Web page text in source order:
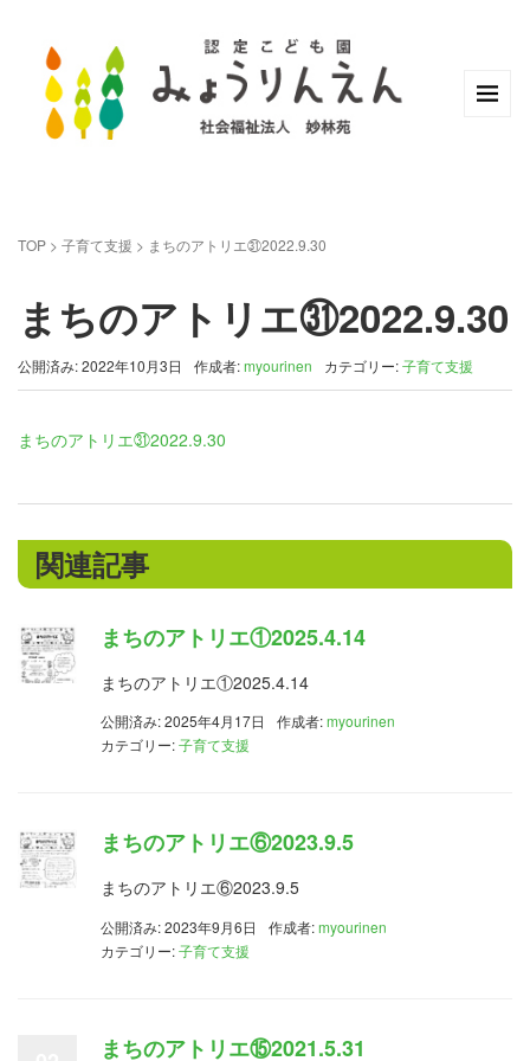
TOP > 子育て支援 > まちのアトリエ㉛2022.9.30
まちのアトリエ㉛2022.9.30
公開済み: 2022年10月3日 作成者:myourinen カテゴリー:子育て支援
まちのアトリエ㉛2022.9.30
関連記事
まちのアトリエ①2025.4.14
まちのアトリエ①2025.4.14
公開済み: 2025年4月17日 作成者:myourinen
カテゴリー:子育て支援
まちのアトリエ⑥2023.9.5
まちのアトリエ⑥2023.9.5
公開済み: 2023年9月6日 作成者:myourinen
カテゴリー:子育て支援
まちのアトリエ⑮2021.5.31